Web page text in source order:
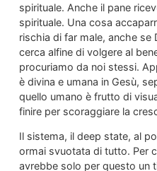
spirituale. Anche il pane
spirituale. Una cosa
rischia di far male, anche se
cerca alfine di volgere al
procuriamo da noi stessi.
è divina e umana in Gesù,
quello umano è frutto di
finire per scoraggiare la
Il sistema, il deep state, al
ormai svuotata di tutto. Per
avrebbe solo per questo un